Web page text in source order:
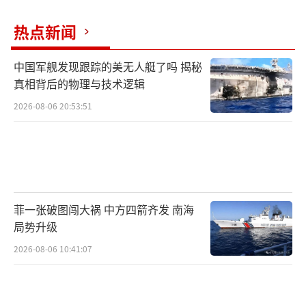
热点新闻
中国军舰发现跟踪的美无人艇了吗 揭秘
真相背后的物理与技术逻辑
2026-08-06 20:53:51
菲一张破图闯大祸 中方四箭齐发 南海
局势升级
2026-08-06 10:41:07